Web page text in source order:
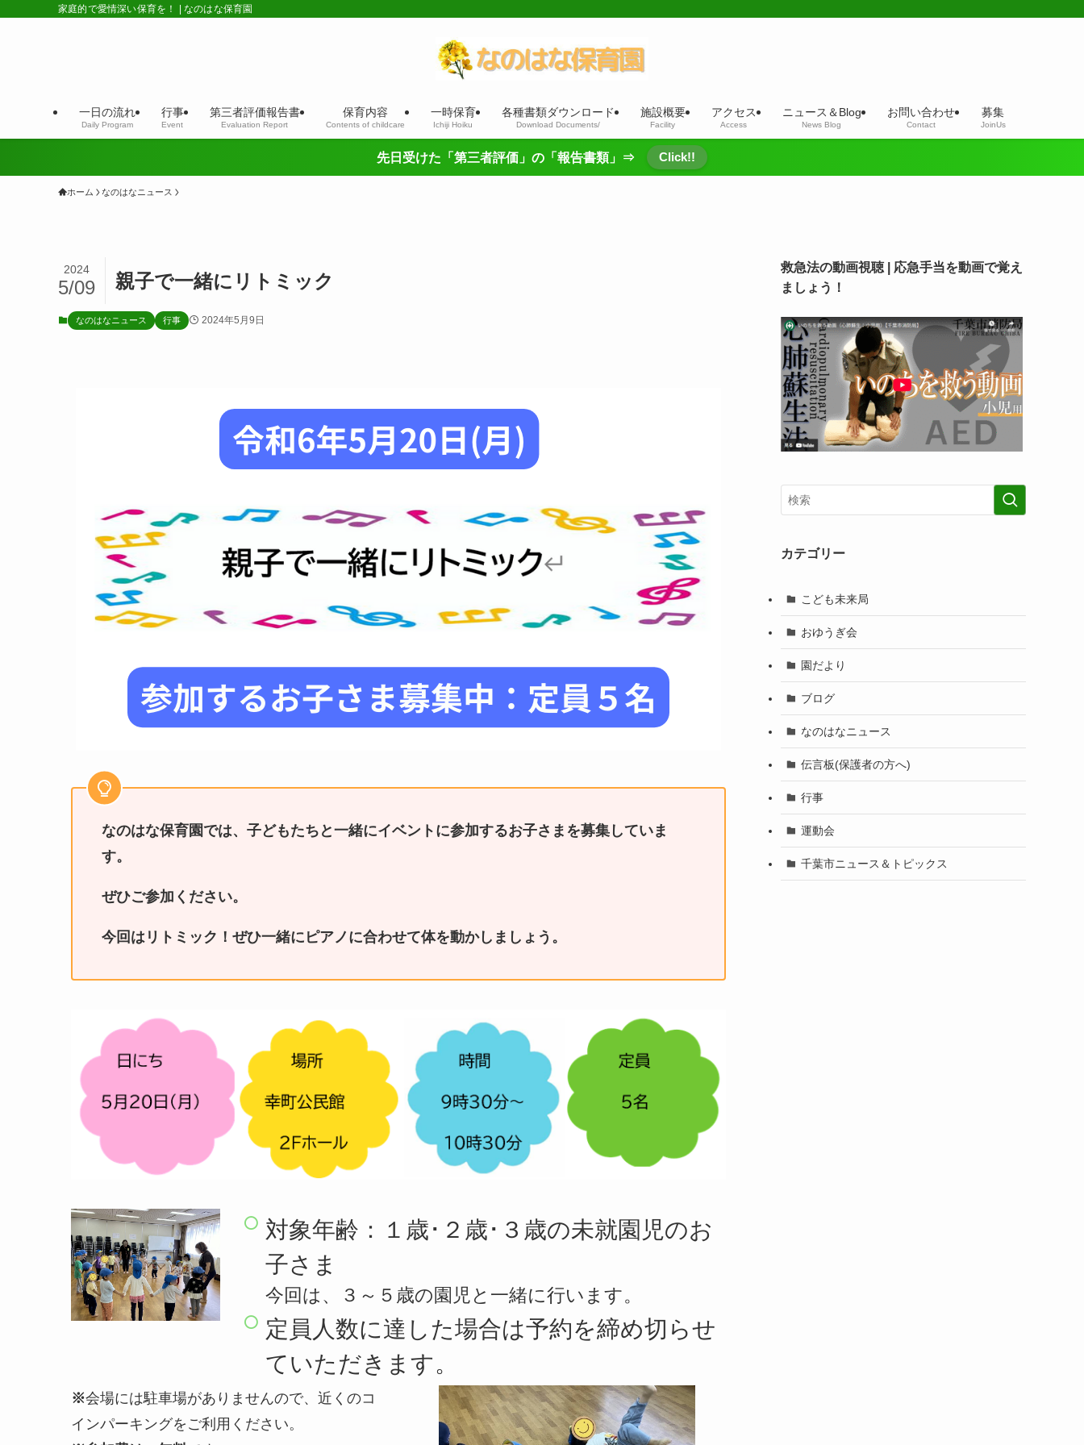
家庭的で愛情深い保育を！ | なのはな保育園
一日の流れ
Daily Program
行事
Event
第三者評価報告書
Evaluation Report
保育内容
Contents of childcare
一時保育
Ichiji Hoiku
各種書類ダウンロード
Download Documents/
施設概要
Facility
アクセス
Access
ニュース＆Blog
News Blog
お問い合わせ
Contact
募集
JoinUs
先日受けた「第三者評価」の「報告書類」⇒ Click!!
ホーム なのはなニュース
親子で一緒にリトミック
2024
5/09
なのはなニュース 行事 2024年5月9日
なのはな保育園では、子どもたちと一緒にイベントに参加するお子さまを募集していま
す。
ぜひご参加ください。
今回はリトミック！ぜひ一緒にピアノに合わせて体を動かしましょう。
対象年齢：１歳･２歳･３歳の未就園児のお
子さま
今回は、３～５歳の園児と一緒に行います。
定員人数に達した場合は予約を締め切らせ
ていただきます。
※会場には駐車場がありませんので、近くのコ
インパーキングをご利用ください。
救急法の動画視聴 | 応急手当を動画で覚え
ましょう！
カテゴリー
こども未来局
おゆうぎ会
園だより
ブログ
なのはなニュース
伝言板(保護者の方へ)
行事
運動会
千葉市ニュース＆トピックス